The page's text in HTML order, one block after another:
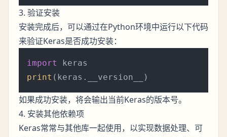
3. 验证安装
安装完成后，可以通过在Python环境中运行以下代码
来验证Keras是否成功安装：
import
print
如果成功安装，将会输出当前Keras的版本号。
4. 安装其他依赖项
Keras常常与其他库一起使用，以实现数据处理、可